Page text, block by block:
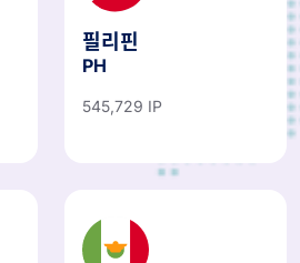
필리핀
PH
545,729 IP